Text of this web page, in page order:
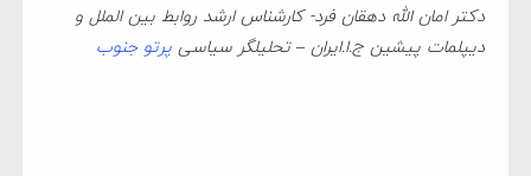
دکتر امان الله دهقان فرد- کارشناس ارشد روابط بین الملل و
دیپلمات پیشین ج.ا.ایران – تحلیلگر سیاسی پرتو جنوب